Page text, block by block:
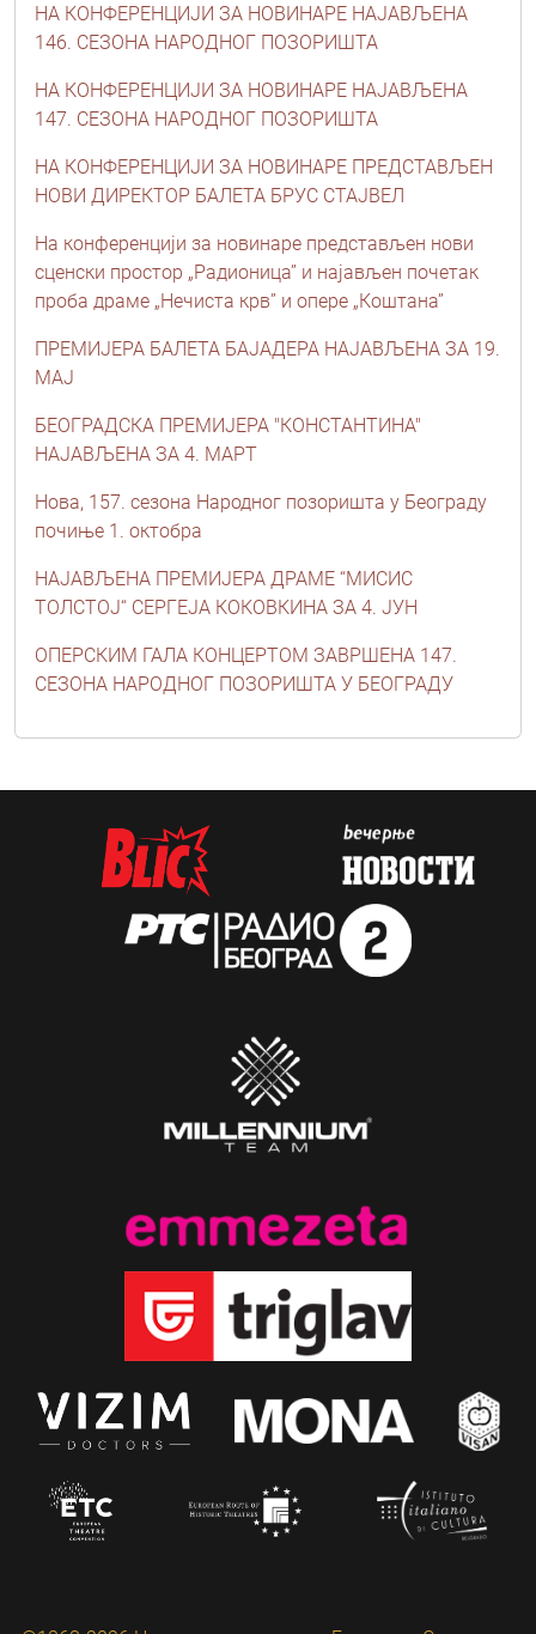
НА КОНФЕРЕНЦИЈИ ЗА НОВИНАРЕ НАЈАВЉЕНА
146. СЕЗОНА НАРОДНОГ ПОЗОРИШТА
НА КОНФЕРЕНЦИЈИ ЗА НОВИНАРЕ НАЈАВЉЕНА
147. СЕЗОНА НАРОДНОГ ПОЗОРИШТА
НА КОНФЕРЕНЦИЈИ ЗА НОВИНАРЕ ПРЕДСТАВЉЕН
НОВИ ДИРЕКТОР БАЛЕТА БРУС СТАЈВЕЛ
На конференцији за новинаре представљен нови
сценски простор „Радионица” и најављен почетак
проба драме „Нечиста крв” и опере „Коштана”
ПРЕМИЈЕРА БАЛЕТА БАЈАДЕРА НАЈАВЉЕНА ЗА 19.
МАЈ
БЕОГРАДСКА ПРЕМИЈЕРА "КОНСТАНТИНА"
НАЈАВЉЕНА ЗА 4. МАРТ
Нова, 157. сезона Народног позоришта у Београду
почиње 1. октобра
НАЈАВЉЕНА ПРЕМИЈЕРА ДРАМЕ “МИСИС
ТОЛСТОЈ“ СЕРГЕЈА КОКОВКИНА ЗА 4. ЈУН
ОПЕРСКИМ ГАЛА КОНЦЕРТОМ ЗАВРШЕНА 147.
СЕЗОНА НАРОДНОГ ПОЗОРИШТА У БЕОГРАДУ